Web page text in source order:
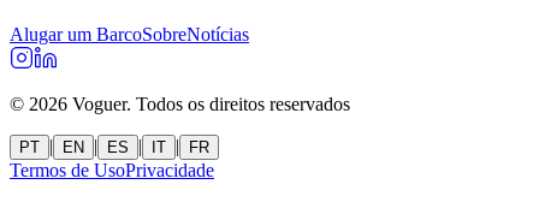
Alugar um BarcoSobreNotícias
© 2026 Voguer. Todos os direitos reservados
PT | EN | ES | IT | FR
Termos de UsoPrivacidade